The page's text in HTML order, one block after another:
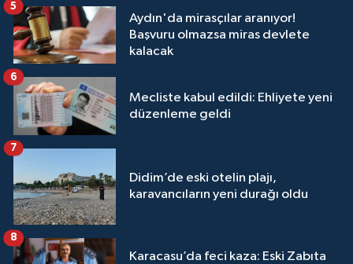
Aydın'da mirasçılar aranıyor!
Başvuru olmazsa miras devlete
kalacak
5
Mecliste kabul edildi: Ehliyete yeni
düzenleme geldi
6
Didim’de eski otelin plajı,
karavancıların yeni durağı oldu
7
Karacasu’da feci kaza: Eski Zabıta
8